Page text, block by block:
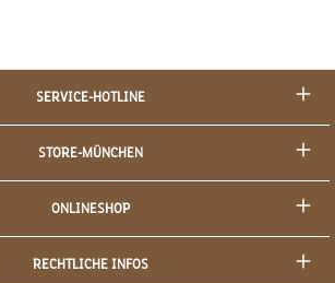
SERVICE-HOTLINE
STORE-MÜNCHEN
ONLINESHOP
RECHTLICHE INFOS